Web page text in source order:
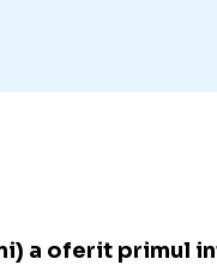
a oferit primul